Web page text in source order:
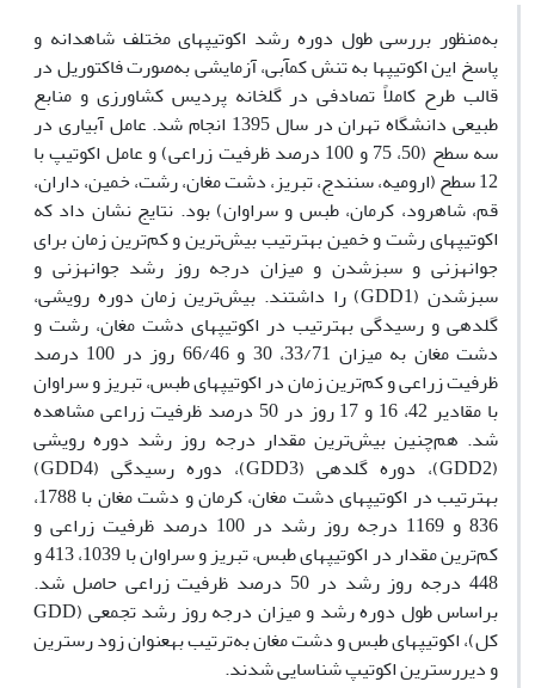
به‌منظور بررسی طول دوره رشد اکوتیپ‏های مختلف شاهدانه و
پاسخ این اکوتیپ‏ها به تنش کم‏آبی، آزمایشی به‌صورت فاکتوریل در
قالب طرح کاملاً تصادفی در گلخانه پردیس کشاورزی و منابع
طبیعی دانشگاه تهران در سال 1395 انجام شد. عامل آبیاری در
سه سطح (50، 75 و 100 درصد ظرفیت زراعی) و عامل اکوتیپ با
12 سطح (ارومیه، سنندج، تبریز، دشت مغان، رشت، خمین، داران،
قم، شاهرود، کرمان، طبس و سراوان) بود. نتایج نشان داد که
اکوتیپ‏های رشت و خمین به‏ترتیب بیش‌ترین و کم‌ترین زمان برای
جوانه‏زنی و سبزشدن و میزان درجه روز رشد جوانه‏زنی و
سبزشدن (GDD1) را داشتند. بیش‌ترین زمان دوره رویشی،
گلدهی و رسیدگی به‏ترتیب در اکوتیپ‏های دشت مغان، رشت و
دشت مغان به میزان 33/71، 30 و 66/46 روز در 100 درصد
ظرفیت زراعی و کم‌ترین زمان در اکوتیپ‏های طبس، تبریز و سراوان
با مقادیر 42، 16 و 17 روز در 50 درصد ظرفیت زراعی مشاهده
شد. هم‌چنین بیش‌ترین مقدار درجه روز رشد دوره رویشی
(GDD2)، دوره گلدهی (GDD3)، دوره رسیدگی (GDD4)
به‏ترتیب در اکوتیپ‏های دشت مغان، کرمان و دشت مغان با 1788،
836 و 1169 درجه روز رشد در 100 درصد ظرفیت زراعی و
کم‌ترین مقدار در اکوتیپ‏های طبس، تبریز و سراوان با 1039، 413 و
448 درجه روز رشد در 50 درصد ظرفیت زراعی حاصل شد.
براساس طول دوره رشد و میزان درجه روز رشد تجمعی (GDD
کل)، اکوتیپ‎‏های طبس و دشت مغان به‌ترتیب به‏عنوان زود رس‏ترین
و دیررس‏ترین اکوتیپ شناسایی شدند.